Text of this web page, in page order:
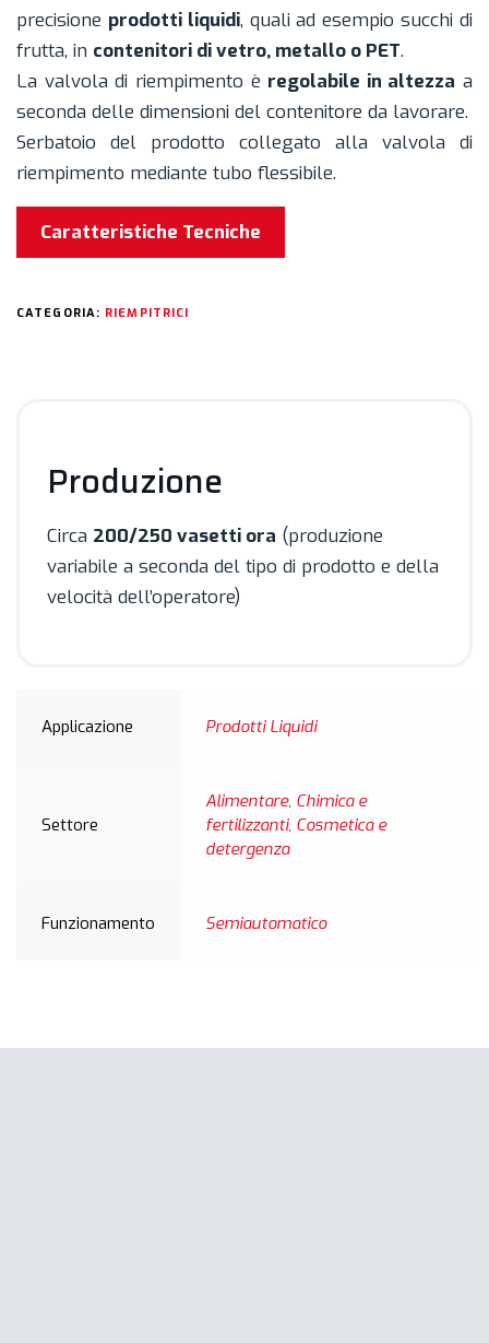
precisione prodotti liquidi, quali ad esempio succhi di
frutta, in contenitori di vetro, metallo o PET.
La valvola di riempimento è regolabile in altezza a
seconda delle dimensioni del contenitore da lavorare.
Serbatoio del prodotto collegato alla valvola di
riempimento mediante tubo flessibile.
Caratteristiche Tecniche
CATEGORIA: RIEMPITRICI
Produzione
Circa 200/250 vasetti ora (produzione
variabile a seconda del tipo di prodotto e della
velocità dell’operatore)
Applicazione Prodotti Liquidi
Settore
Alimentare, Chimica e
fertilizzanti, Cosmetica e
detergenza
Funzionamento Semiautomatico